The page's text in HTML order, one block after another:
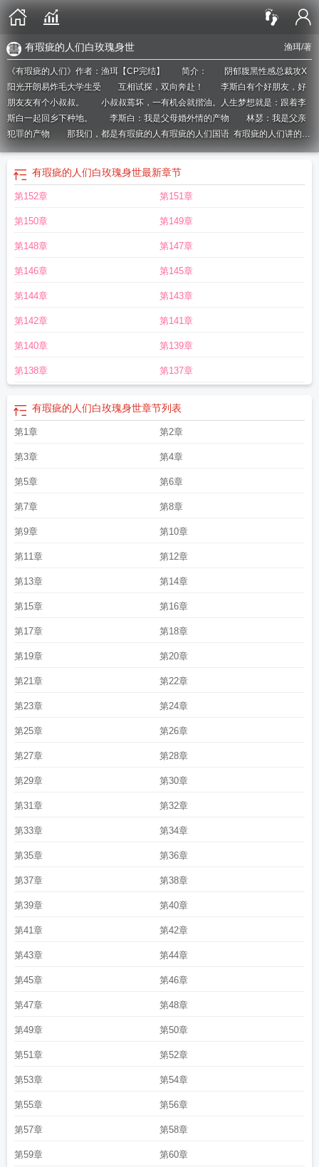
渔珥/著
有瑕疵的人们白玫瑰身世
《有瑕疵的人们》作者：渔珥【CP完结】 简介： 阴郁腹黑性感总裁攻X
阳光开朗易炸毛大学生受 互相试探，双向奔赴！ 李斯白有个好朋友，好
朋友友有个小叔叔。 小叔叔蔫坏，一有机会就揩油。人生梦想就是：跟着李
斯白一起回乡下种地。 李斯白：我是父母婚外情的产物 林瑟：我是父亲
犯罪的产物 那我们，都是有瑕疵的人有瑕疵的人们国语 有瑕疵的人们讲的是
什么有瑕疵的人们剧情介绍有瑕疵的人们是腐剧吗有瑕疵的人们普通话版有
瑕疵的人们百度
有瑕疵的人们大结局 有瑕疵的人们韩剧在线全集
人们
瓣有瑕疵的人们bl 有瑕疵的人们拉肚子片段有瑕疵的人们主演是谁
疵的人们拉肚子
有瑕疵的人们医生是谁
14有瑕疵的人们 电视剧在线观看 有瑕疵的人们白玫瑰身世
吗有瑕疵的人们二哥感情线是第几集 有瑕疵的人们二哥感情线
个演员死了
有瑕疵的人们国语普通话版有瑕疵的人们电视剧免费观看
中国话有瑕疵的人们第一集 有瑕疵的人们吗有瑕疵的人们演员表
何 有瑕疵的人们是什么剧 有瑕疵的人们二哥为啥死了
瑕疵的人们是双男主吗
有瑕疵的人们结局有瑕疵的人们和有缺陷的人们
的人们11集剧情介绍
有瑕疵的人们白玫瑰身世最新章节
第152章 第151章
第150章 第149章
第148章 第147章
第146章 第145章
第144章 第143章
第142章 第141章
第140章 第139章
第138章 第137章
有瑕疵的人们白玫瑰身世章节列表
第1章 第2章
第3章 第4章
第5章 第6章
第7章 第8章
第9章 第10章
第11章 第12章
第13章 第14章
第15章 第16章
第17章 第18章
第19章 第20章
第21章 第22章
第23章 第24章
第25章 第26章
第27章 第28章
第29章 第30章
第31章 第32章
第33章 第34章
第35章 第36章
第37章 第38章
第39章 第40章
第41章 第42章
第43章 第44章
第45章 第46章
第47章 第48章
第49章 第50章
第51章 第52章
第53章 第54章
第55章 第56章
第57章 第58章
第59章 第60章